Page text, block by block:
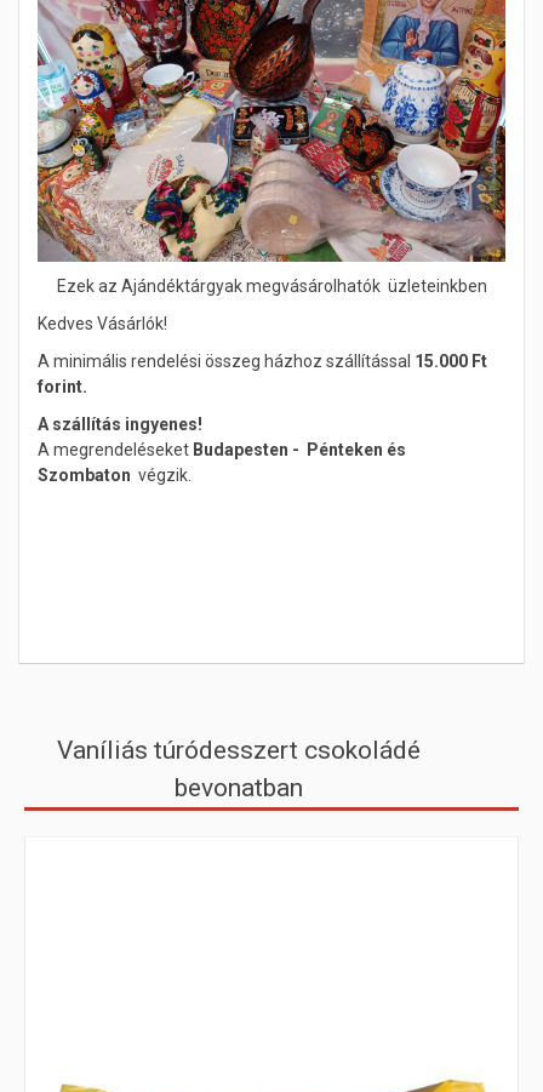
Ezek az Ajándéktárgyak megvásárolhatók üzleteinkben
Kedves Vásárlók!
A minimális rendelési összeg házhoz szállítással 15.000 Ft
forint.
A szállítás ingyenes!
A megrendeléseket Budapesten - Pénteken és
Szombaton végzik.
Vaníliás túródesszert csokoládé
bevonatban